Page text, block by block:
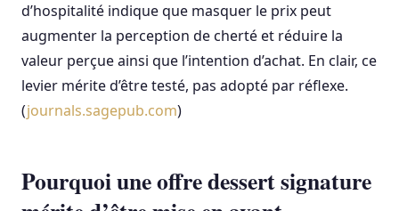
d’hospitalité indique que masquer le prix peut
augmenter la perception de cherté et réduire la
valeur perçue ainsi que l’intention d’achat. En clair, ce
levier mérite d’être testé, pas adopté par réflexe.
(journals.sagepub.com)
Pourquoi une offre dessert signature